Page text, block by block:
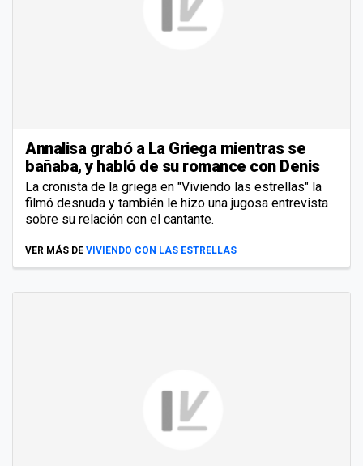
Annalisa grabó a La Griega mientras se
bañaba, y habló de su romance con Denis
La cronista de la griega en "Viviendo las estrellas" la
filmó desnuda y también le hizo una jugosa entrevista
sobre su relación con el cantante.
VER MÁS DE VIVIENDO CON LAS ESTRELLAS